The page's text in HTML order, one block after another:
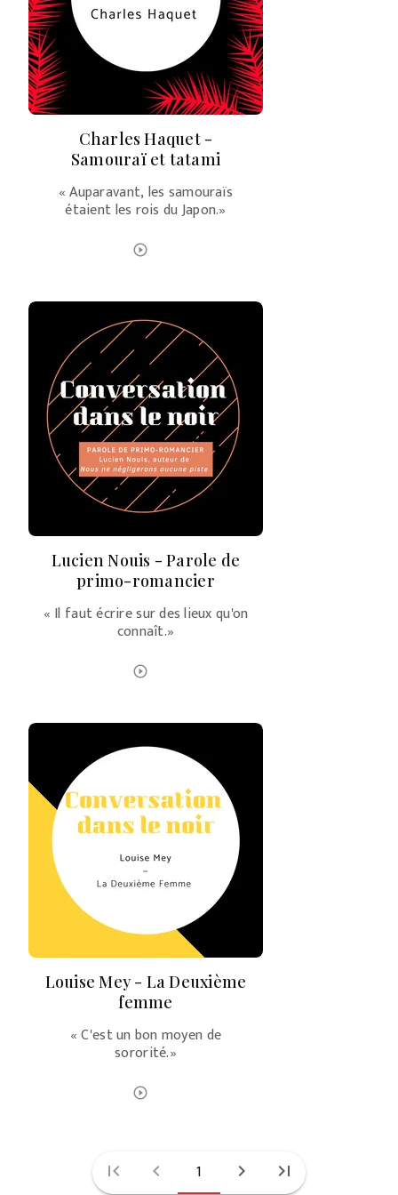
Charles Haquet -
Samouraï et tatami
« Auparavant, les samouraïs
étaient les rois du Japon.»
play_circle_outline
Lucien Nouis - Parole de
primo-romancier
« Il faut écrire sur des lieux qu'on
connaît.»
play_circle_outline
Louise Mey - La Deuxième
femme
« C'est un bon moyen de
sororité.»
play_circle_outline
first_page chevron_left 1 chevron_right last_page